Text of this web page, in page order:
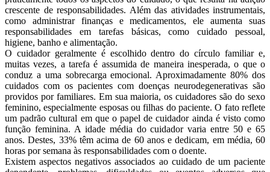
crescente de responsabilidades. Além das atividades instrumentais,
como administrar finanças e medicamentos, ele aumenta suas
responsabilidades em tarefas básicas, como cuidado pessoal,
higiene, banho e alimentação.
O cuidador geralmente é escolhido dentro do círculo familiar e,
muitas vezes, a tarefa é assumida de maneira inesperada, o que o
conduz a uma sobrecarga emocional. Aproximadamente 80% dos
cuidados com os pacientes com doenças neurodegenerativas são
providos por familiares. Em sua maioria, os cuidadores são do sexo
feminino, especialmente esposas ou filhas do paciente. O fato reflete
um padrão cultural em que o papel de cuidador ainda é visto como
função feminina. A idade média do cuidador varia entre 50 e 65
anos. Destes, 33% têm acima de 60 anos e dedicam, em média, 60
horas por semana às responsabilidades com o doente.
Existem aspectos negativos associados ao cuidado de um paciente